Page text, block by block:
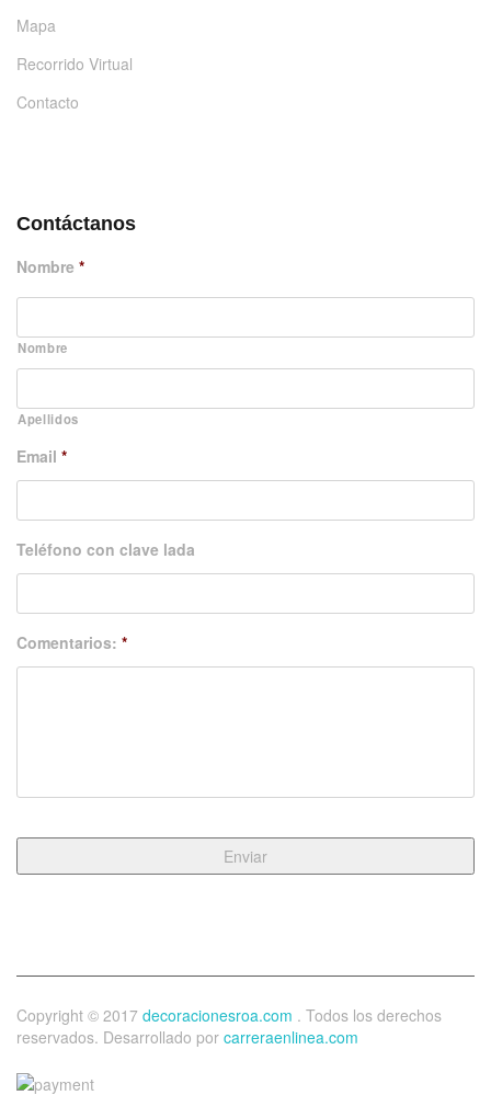
Mapa
Recorrido Virtual
Contacto
Contáctanos
Nombre *
Nombre
Apellidos
Email *
Teléfono con clave lada
Comentarios: *
Copyright © 2017 decoracionesroa.com . Todos los derechos
reservados. Desarrollado por carreraenlinea.com